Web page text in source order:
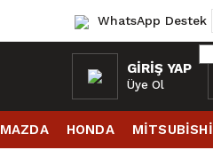
WhatsApp Destek
GIRIŞ YAP
Üye Ol
MAZDA HONDA MİTSUBİSHİ